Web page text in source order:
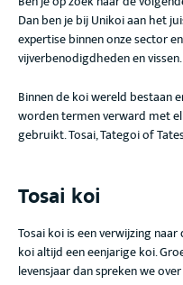
Dan ben je bij Unikoi aan het
expertise binnen onze sector
vijverbenodigdheden en vissen.
Binnen de koi wereld bestaan
worden termen verward met
gebruikt. Tosai, Tategoi of
Tosai koi
Tosai koi is een verwijzing
koi altijd een eenjarige koi.
levensjaar dan spreken we